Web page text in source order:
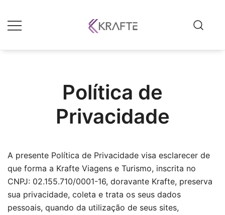
Política de
Privacidade
A presente Política de Privacidade visa esclarecer de
que forma a Krafte Viagens e Turismo, inscrita no
CNPJ: 02.155.710/0001-16, doravante Krafte, preserva
sua privacidade, coleta e trata os seus dados
pessoais, quando da utilização de seus sites,